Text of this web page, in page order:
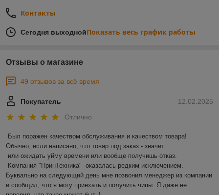
Контакты
Сегодня выходнойПоказать весь график работы
Отзывы о магазине
49 отзывов за всё время
12.02.2025
Покупатель
Отлично
Был поражен качеством обслуживания и качеством товара!
Обычно, если написано, что товар под заказ - значит
Буквально на следующий день мне позвонил менеджер из компании
и сообщил, что я могу приехать и получить чипы. Я даже не